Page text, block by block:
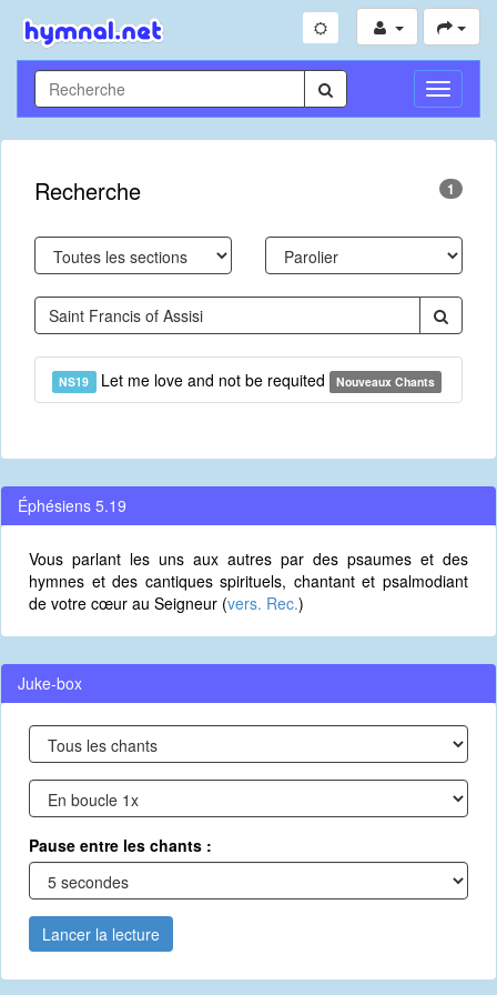
Toggle
Recherche 1
NS19 Let me love and not be requited Nouveaux Chants
Éphésiens 5.19
Vous parlant les uns aux autres par des psaumes et des
hymnes et des cantiques spirituels, chantant et psalmodiant
de votre cœur au Seigneur (vers. Rec.)
Juke-box
Pause entre les chants :
Lancer la lecture